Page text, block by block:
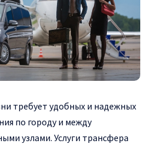
требует удобных и надежных
по городу и между
узлами. Услуги трансфера